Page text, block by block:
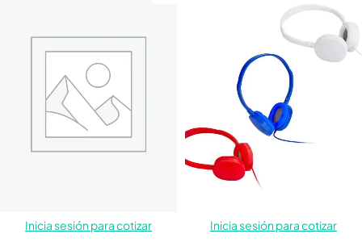
Inicia sesión para cotizar
Inicia sesión para cotizar